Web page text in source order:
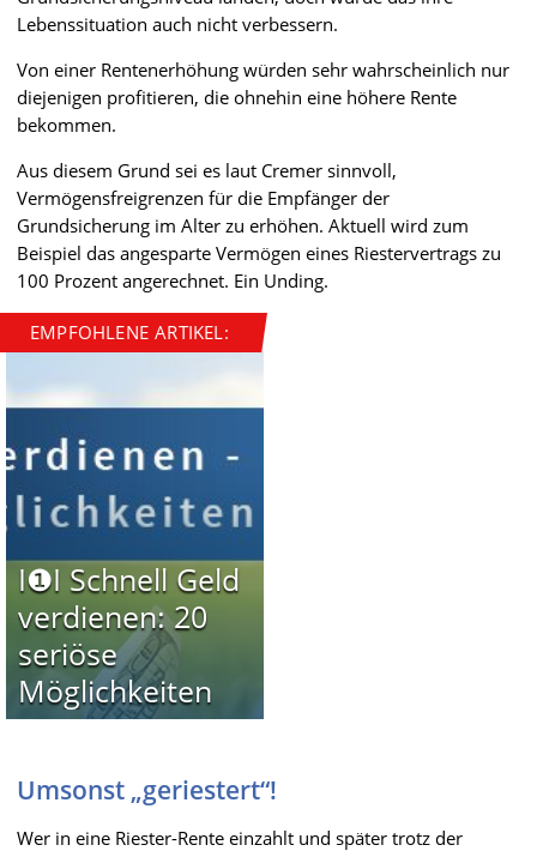
Lebenssituation auch nicht verbessern.
Von einer Rentenerhöhung würden sehr wahrscheinlich nur
diejenigen profitieren, die ohnehin eine höhere Rente
bekommen.
Aus diesem Grund sei es laut Cremer sinnvoll,
Vermögensfreigrenzen für die Empfänger der
Grundsicherung im Alter zu erhöhen. Aktuell wird zum
Beispiel das angesparte Vermögen eines Riestervertrags zu
100 Prozent angerechnet. Ein Unding.
EMPFOHLENE ARTIKEL:
I❶I Schnell Geld
verdienen: 20
seriöse
Möglichkeiten
Umsonst „geriestert“!
Wer in eine Riester-Rente einzahlt und später trotz der